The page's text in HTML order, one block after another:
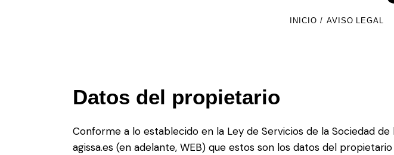
INICIO AVISO LEGAL
Datos del propietario
Conforme a lo establecido en la Ley de Servicios de la Sociedad
agissa.es (en adelante, WEB) que estos son los datos del